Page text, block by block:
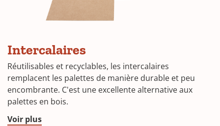
Intercalaires
Réutilisables et recyclables, les intercalaires
remplacent les palettes de manière durable et peu
encombrante. C'est une excellente alternative aux
palettes en bois.
Voir plus